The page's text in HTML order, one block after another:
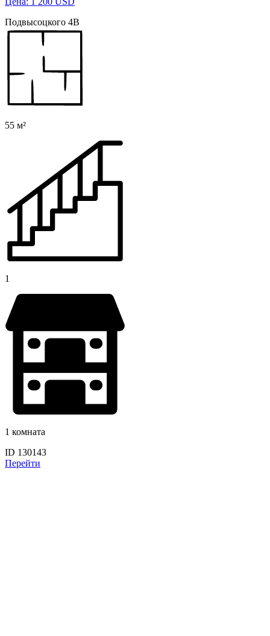
Подвысоцкого 4В
55 м²
1
1 комната
ID 130143
Перейти